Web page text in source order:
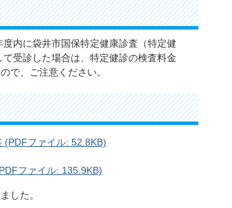
内に袋井市国保特定健康診査（特定健
受診した場合は、特定健診の検査料金
で、ご注意ください。
(PDFファイル: 52.8KB)
ファイル: 135.9KB)
した。